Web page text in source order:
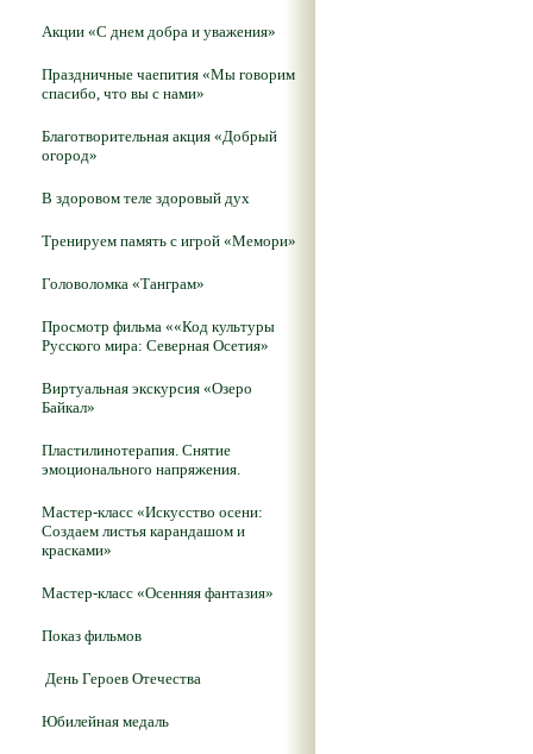
Акции «С днем добра и уважения»
Праздничные чаепития «Мы говорим
спасибо, что вы с нами»
Благотворительная акция «Добрый
огород»
В здоровом теле здоровый дух
Тренируем память с игрой «Мемори»
Головоломка «Танграм»
Просмотр фильма ««Код культуры
Русского мира: Северная Осетия»
Виртуальная экскурсия «Озеро
Байкал»
Пластилинотерапия. Снятие
эмоционального напряжения.
Мастер-класс «Искусство осени:
Создаем листья карандашом и
красками»
Мастер-класс «Осенняя фантазия»
Показ фильмов
День Героев Отечества
Юбилейная медаль